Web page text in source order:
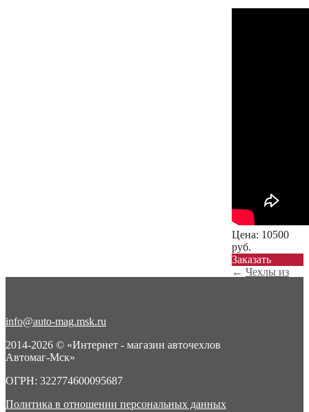
Цена: 10500
руб.
Заказать
← Чехлы из
info@auto-mag.msk.ru
2014-2026 © «Интернет - магазин авточехлов
Автомаг-Мск»
ОГРН: 322774600095687
Политика в отношении персональных данных